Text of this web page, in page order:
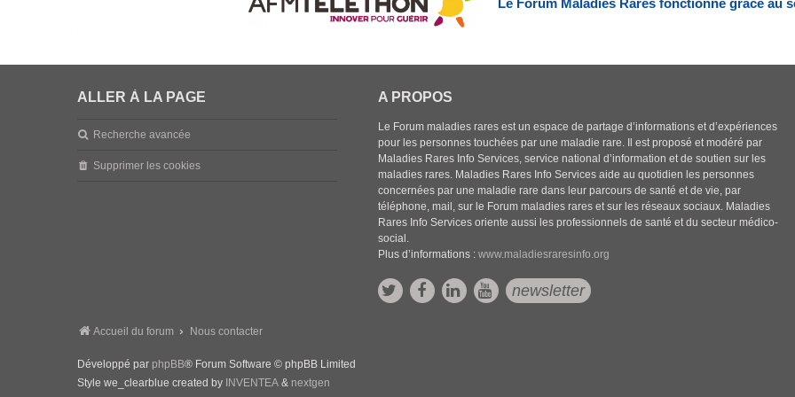
Le Forum Maladies Rares fonctionne grâce au
ALLER À LA PAGE
Recherche avancée
Supprimer les cookies
A PROPOS
Le Forum maladies rares est un espace de partage d’informations et d’expériences
pour les personnes touchées par une maladie rare. Il est proposé et modéré par
Maladies Rares Info Services, service national d’information et de soutien sur les
maladies rares. Maladies Rares Info Services aide au quotidien les personnes
concernées par une maladie rare dans leur parcours de santé et de vie, par
téléphone, mail, sur le Forum maladies rares et sur les réseaux sociaux. Maladies
Rares Info Services oriente aussi les professionnels de santé et du secteur médico-
social.
Plus d’informations :www.maladiesraresinfo.org
newsletter
Accueil du forum Nous contacter
Développé par phpBB® Forum Software © phpBB Limited
Style we_clearblue created by INVENTEA & nextgen